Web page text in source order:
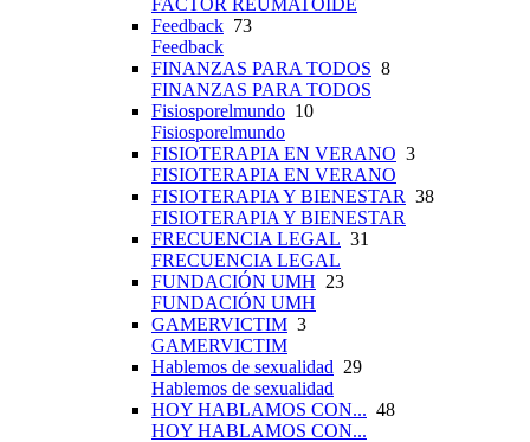
FACTOR REUMATOIDE
Feedback 73
Feedback
FINANZAS PARA TODOS 8
FINANZAS PARA TODOS
Fisiosporelmundo 10
Fisiosporelmundo
FISIOTERAPIA EN VERANO 3
FISIOTERAPIA EN VERANO
FISIOTERAPIA Y BIENESTAR 38
FISIOTERAPIA Y BIENESTAR
FRECUENCIA LEGAL 31
FRECUENCIA LEGAL
FUNDACIÓN UMH 23
FUNDACIÓN UMH
GAMERVICTIM 3
GAMERVICTIM
Hablemos de sexualidad 29
Hablemos de sexualidad
HOY HABLAMOS CON... 48
HOY HABLAMOS CON...